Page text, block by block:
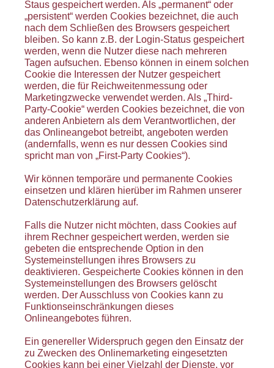
Staus gespeichert werden. Als „permanent“ oder
„persistent“ werden Cookies bezeichnet, die auch
nach dem Schließen des Browsers gespeichert
bleiben. So kann z.B. der Login-Status gespeichert
werden, wenn die Nutzer diese nach mehreren
Tagen aufsuchen. Ebenso können in einem solchen
Cookie die Interessen der Nutzer gespeichert
werden, die für Reichweitenmessung oder
Marketingzwecke verwendet werden. Als „Third-
Party-Cookie“ werden Cookies bezeichnet, die von
anderen Anbietern als dem Verantwortlichen, der
das Onlineangebot betreibt, angeboten werden
(andernfalls, wenn es nur dessen Cookies sind
spricht man von „First-Party Cookies“).
Wir können temporäre und permanente Cookies
einsetzen und klären hierüber im Rahmen unserer
Datenschutzerklärung auf.
Falls die Nutzer nicht möchten, dass Cookies auf
ihrem Rechner gespeichert werden, werden sie
gebeten die entsprechende Option in den
Systemeinstellungen ihres Browsers zu
deaktivieren. Gespeicherte Cookies können in den
Systemeinstellungen des Browsers gelöscht
werden. Der Ausschluss von Cookies kann zu
Funktionseinschränkungen dieses
Onlineangebotes führen.
Ein genereller Widerspruch gegen den Einsatz der
zu Zwecken des Onlinemarketing eingesetzten
Cookies kann bei einer Vielzahl der Dienste, vor